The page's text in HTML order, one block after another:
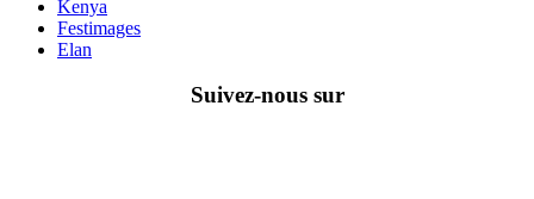
Kenya
Festimages
Elan
Suivez-nous sur